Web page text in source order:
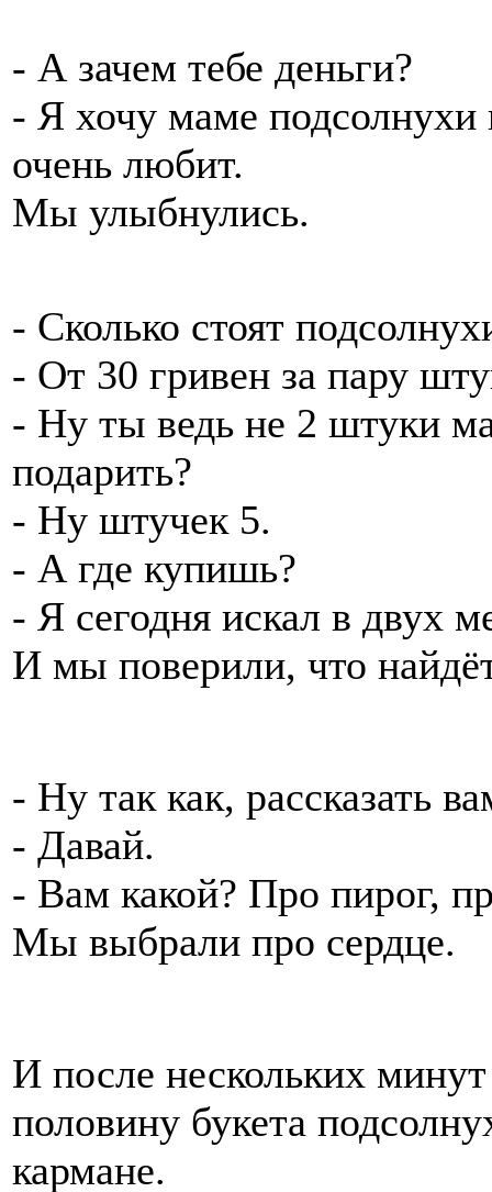
- А зачем тебе деньги?
- Я хочу маме
очень любит.
Мы улыбнулись.
- Сколько стоят
- От 30 гривен за пару
- Ну ты ведь не 2 штуки
подарить?
- Ну штучек 5.
- А где купишь?
- Я сегодня искал в двух
И мы поверили, что
- Ну так как, рассказать
- Давай.
- Вам какой? Про пирог,
Мы выбрали про сердце.
И после нескольких
половину букета
кармане.